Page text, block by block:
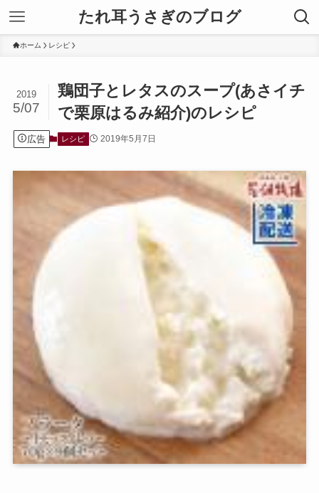
たれ耳うさぎのブログ
ホーム レシピ
鶏団子とレタスのスープ(あさイチ
で栗原はるみ紹介)のレシピ
2019
5/07
広告 レシピ 2019年5月7日